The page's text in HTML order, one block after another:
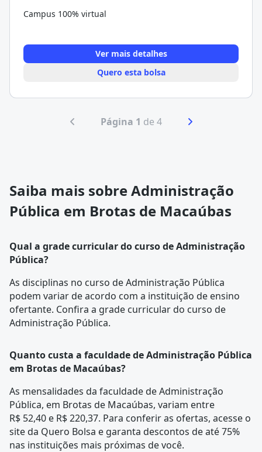
Campus 100% virtual
Ver mais detalhes
Quero esta bolsa
Página 1 de 4
Saiba mais sobre Administração
Pública em Brotas de Macaúbas
Qual a grade curricular do curso de Administração
Pública?
As disciplinas no curso de Administração Pública
podem variar de acordo com a instituição de ensino
ofertante. Confira a grade curriculardo curso de
Administração Pública.
Quanto custa a faculdade de Administração Pública
em Brotas de Macaúbas?
As mensalidades da faculdade de Administração
Pública, em Brotas de Macaúbas, variam entre
R$ 52,40 e R$ 220,37. Para conferir as ofertas, acesse o
site da Quero Bolsa e garanta descontos de até 75%
nas instituições mais próximas de você.